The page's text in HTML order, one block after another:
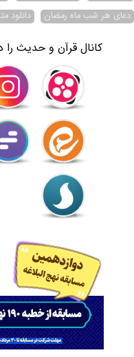
دعای هر شب ماه رمضان
دانلود
کانال قرآن و حدیث را